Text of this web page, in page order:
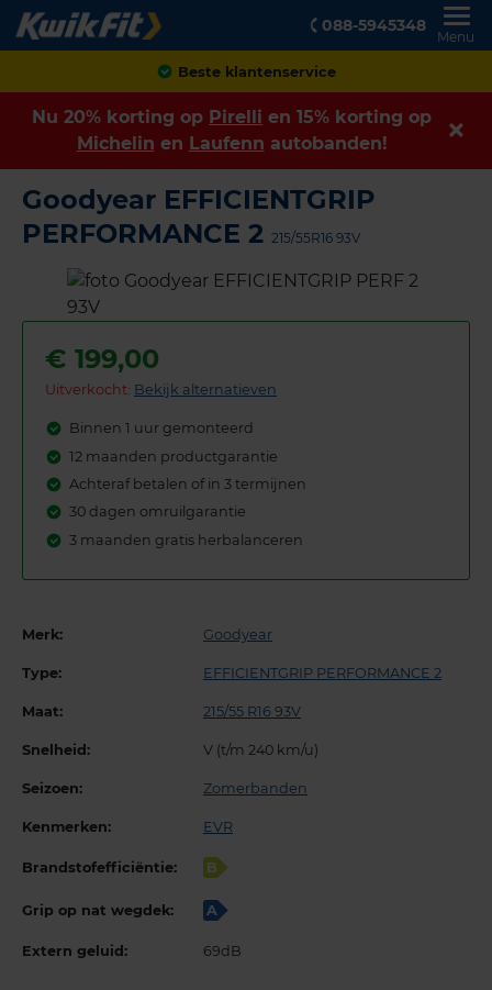
088-5945348
Menu
Achteraf betalen
Nu 20% korting op Pirelli en 15% korting op
Michelin en Laufenn autobanden!
Goodyear EFFICIENTGRIP
PERFORMANCE 2 215/55R16 93V
€ 199,00
Uitverkocht: Bekijk alternatieven
Binnen 1 uur gemonteerd
12 maanden productgarantie
Achteraf betalen of in 3 termijnen
30 dagen omruilgarantie
3 maanden gratis herbalanceren
Merk: Goodyear
Type: EFFICIENTGRIP PERFORMANCE 2
Maat: 215/55 R16 93V
Snelheid: V (t/m 240 km/u)
Seizoen: Zomerbanden
Kenmerken: EVR
Brandstofefficiëntie: B
Grip op nat wegdek: A
Extern geluid: 69dB